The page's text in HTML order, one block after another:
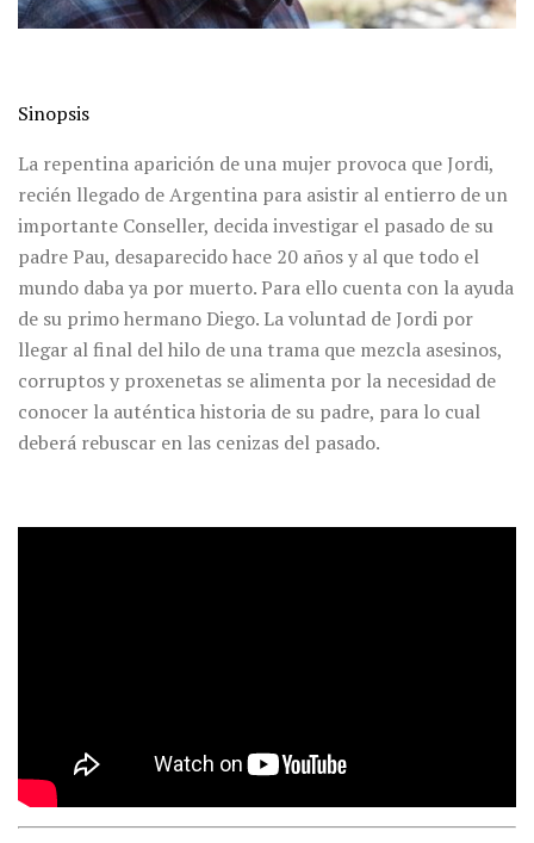
Sinopsis
La repentina aparición de una mujer provoca que Jordi,
recién llegado de Argentina para asistir al entierro de un
importante Conseller, decida investigar el pasado de su
padre Pau, desaparecido hace 20 años y al que todo el
mundo daba ya por muerto. Para ello cuenta con la ayuda
de su primo hermano Diego. La voluntad de Jordi por
llegar al final del hilo de una trama que mezcla asesinos,
corruptos y proxenetas se alimenta por la necesidad de
conocer la auténtica historia de su padre, para lo cual
deberá rebuscar en las cenizas del pasado.